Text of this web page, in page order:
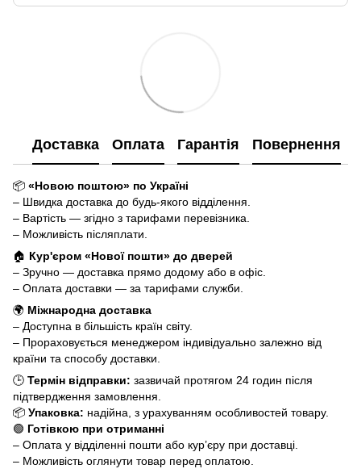
Доставка Оплата Гарантія Повернення
📦 «Новою поштою» по Україні
– Швидка доставка до будь-якого відділення.
– Вартість — згідно з тарифами перевізника.
– Можливість післяплати.
🏠 Кур'єром «Нової пошти» до дверей
– Зручно — доставка прямо додому або в офіс.
– Оплата доставки — за тарифами служби.
🌍 Міжнародна доставка
– Доступна в більшість країн світу.
– Прораховується менеджером індивідуально залежно від
країни та способу доставки.
🕒 Термін відправки: зазвичай протягом 24 годин після
підтвердження замовлення.
📦 Упаковка: надійна, з урахуванням особливостей товару.
🟢 Готівкою при отриманні
– Оплата у відділенні пошти або кур’єру при доставці.
– Можливість оглянути товар перед оплатою.